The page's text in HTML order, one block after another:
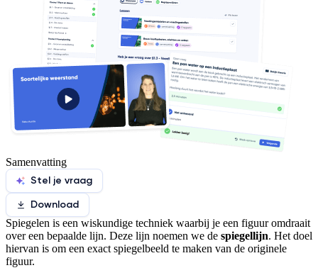
Samenvatting
Stel je vraag
Download
Spiegelen is een wiskundige techniek waarbij je een figuur omdraait
over een bepaalde lijn. Deze lijn noemen we de spiegellijn. Het doel
hiervan is om een exact spiegelbeeld te maken van de originele
figuur.